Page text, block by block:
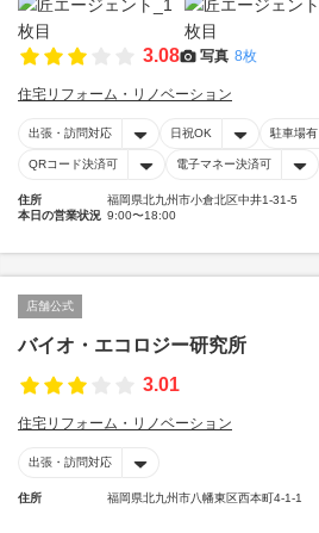
3.08 写真 8枚
住宅リフォーム・リノベーション
出張・訪問対応 日祝OK 駐車場有
QRコード決済可 電子マネー決済可
住所
福岡県北九州市小倉北区中井1-31-5
本日の営業状況 9:00〜18:00
店舗公式
バイオ・エコロジー研究所
3.01
住宅リフォーム・リノベーション
出張・訪問対応
住所 福岡県北九州市八幡東区西本町4-1-1